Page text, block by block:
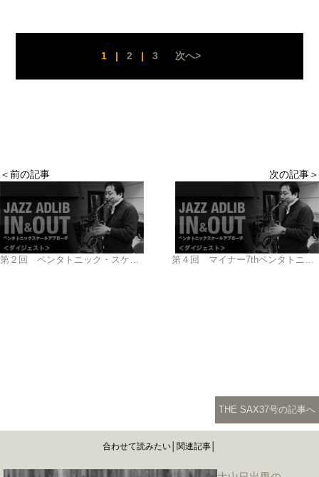
1 | 2 | 3 次へ>
＜前の記事
第２回 ペンタトニック・スケールの発展形
次の記事＞
第４回 マイナー7thペンタトニック・スケールの様々な使用法
THE SAX37号の記事へ
合わせて読みたい│関連記事│